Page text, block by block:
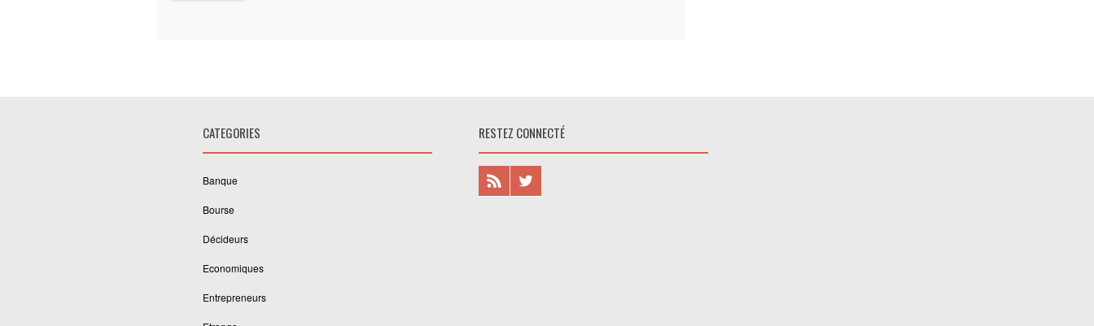
CATEGORIES
Banque
Bourse
Décideurs
Economiques
Entrepreneurs
RESTEZ CONNECTÉ